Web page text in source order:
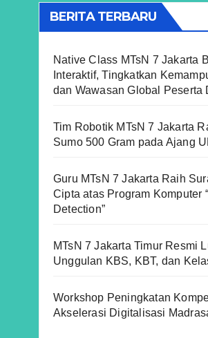
BERITA TERBARU
Native Class MTsN 7 Jakarta
Interaktif, Tingkatkan
dan Wawasan Global Peserta
Tim Robotik MTsN 7 Jakarta
Sumo 500 Gram pada Ajang
Guru MTsN 7 Jakarta Raih
Cipta atas Program Komputer
Detection”
MTsN 7 Jakarta Timur Resmi
Unggulan KBS, KBT, dan
Workshop Peningkatan
Akselerasi Digitalisasi